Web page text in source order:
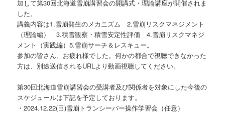
加して第30回北海道雪崩講習会の開講式・理論講座が開催されま
した。
講義内容は1.雪崩発生のメカニズム 2.雪崩リスクマネジメント
（理論編） 3.積雪観察・積雪安定性評価 4.雪崩リスクマネジ
メント（実践編）5.雪崩サーチ＆レスキュー。
参加の皆さん、お疲れ様でした。何かの都合で視聴できなかった
方は、別途送信されるURLより動画視聴してください。
第30回北海道雪崩講習会の受講者及び関係者を対象にした今後の
スケジュールは下記を予定しております。
・2024.12.22(日)雪崩トランシーバー操作学習会（任意）